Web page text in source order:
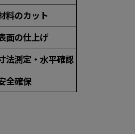
料のカット
面の仕上げ
法測定・水平確認
全確保